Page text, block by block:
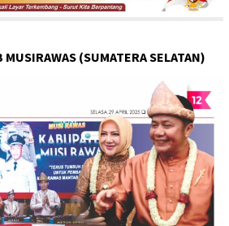
(SUMATERA SELATAN)